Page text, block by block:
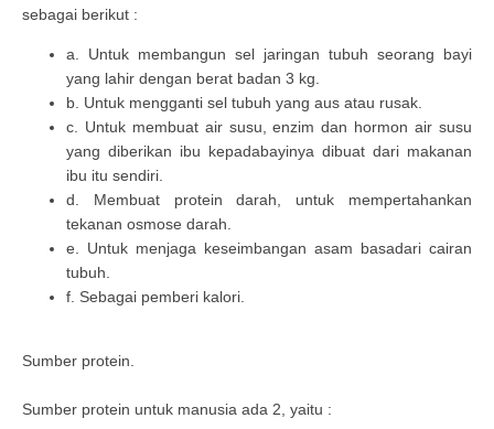
sebagai berikut :
a. Untuk membangun sel jaringan tubuh seorang bayi
yang lahir dengan berat badan 3 kg.
b. Untuk mengganti sel tubuh yang aus atau rusak.
c. Untuk membuat air susu, enzim dan hormon air susu
yang diberikan ibu kepadabayinya dibuat dari makanan
ibu itu sendiri.
d. Membuat protein darah, untuk mempertahankan
tekanan osmose darah.
e. Untuk menjaga keseimbangan asam basadari cairan
tubuh.
f. Sebagai pemberi kalori.
Sumber protein.
Sumber protein untuk manusia ada 2, yaitu :